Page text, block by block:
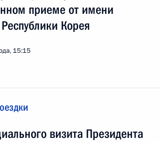
приеме от имени
Корея
15:15
визита Президента